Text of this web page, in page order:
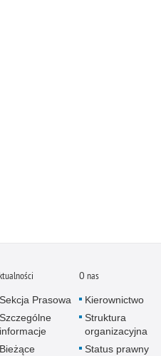
Sekcja Prasowa
Szczególne
informacje
Bieżące
O nas
Kierownictwo
Struktura
organizacyjna
Status prawny